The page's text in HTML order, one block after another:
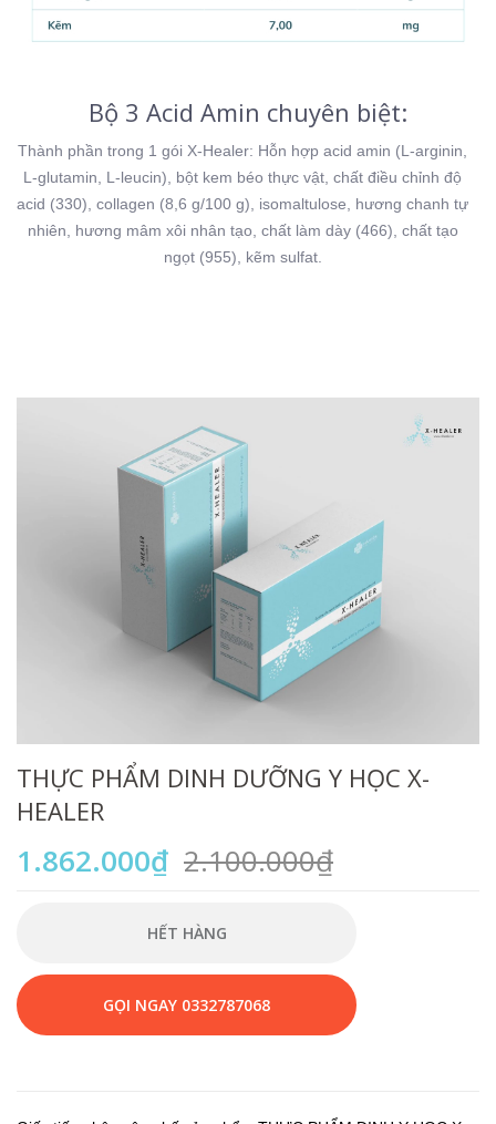
Bộ 3 Acid Amin chuyên biệt:
Thành phần trong 1 gói X-Healer: Hỗn hợp acid amin (L-arginin,
L-glutamin, L-leucin), bột kem béo thực vật, chất điều chỉnh độ
acid (330), collagen (8,6 g/100 g), isomaltulose, hương chanh tự
nhiên, hương mâm xôi nhân tạo, chất làm dày (466), chất tạo
ngọt (955), kẽm sulfat.
THỰC PHẨM DINH DƯỠNG Y HỌC X-
HEALER
1.862.000₫ 2.100.000₫
HẾT HÀNG
GỌI NGAY 0332787068